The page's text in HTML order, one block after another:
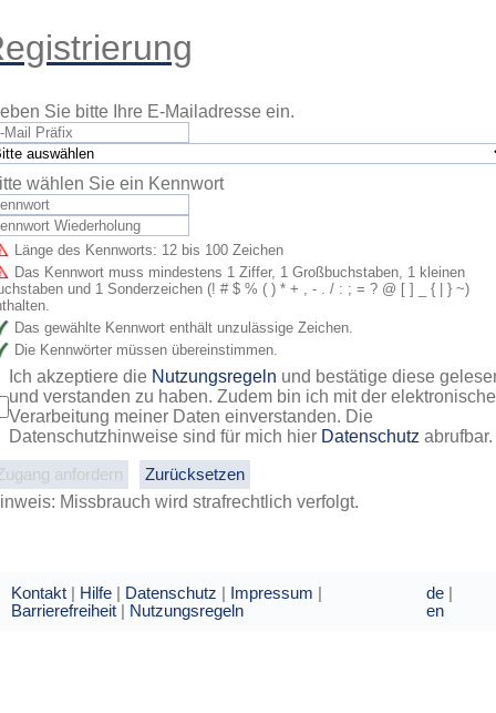
Sie bitte Ihre E-Mailadresse ein.
wählen Sie ein Kennwort
Länge des Kennworts: 12 bis 100 Zeichen
Das Kennwort muss mindestens 1 Ziffer, 1 Großbuchstaben, 1 kleinen
und 1 Sonderzeichen (! # $ % ( ) * + , - . / : ; = ? @ [ ] _ { | } ~)
Das gewählte Kennwort enthält unzulässige Zeichen.
Die Kennwörter müssen übereinstimmen.
Ich akzeptiere die Nutzungsregeln und bestätige diese
und verstanden zu haben. Zudem bin ich mit der
Verarbeitung meiner Daten einverstanden. Die
Datenschutzhinweise sind für mich hier Datenschutz abrufbar.
Missbrauch wird strafrechtlich verfolgt.
Kontakt Hilfe Datenschutz Impressum
Barrierefreiheit
Nutzungsregeln
de|
en